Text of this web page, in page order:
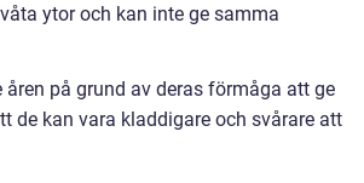
ytor och kan inte ge samma
på grund av deras förmåga att ge
de kan vara kladdigare och svårare att